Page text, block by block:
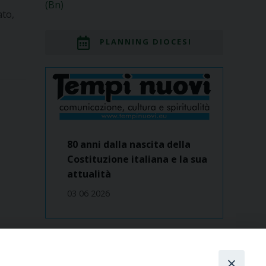
(Bn)
PLANNING DIOCESI
80 anni dalla nascita della
Costituzione italiana e la sua
attualità
03 06 2026